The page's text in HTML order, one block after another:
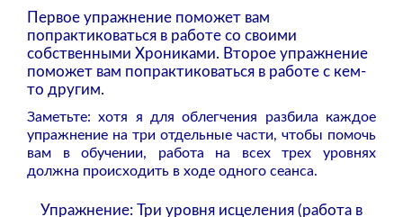
Первое упражнение поможет вам
попрактиковаться в работе со своими
собственными Хрониками. Второе упражнение
поможет вам попрактиковаться в работе с кем-
то другим.
Заметьте: хотя я для облегчения разбила каждое
упражнение на три отдельные части, чтобы помочь
вам в обучении, работа на всех трех уровнях
должна происходить в ходе одного сеанса.
Упражнение: Три уровня исцеления (работа в